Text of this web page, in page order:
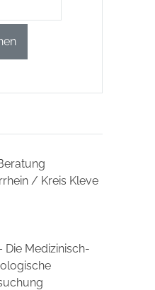
/ Kreis Kleve
Die Medizinisch-